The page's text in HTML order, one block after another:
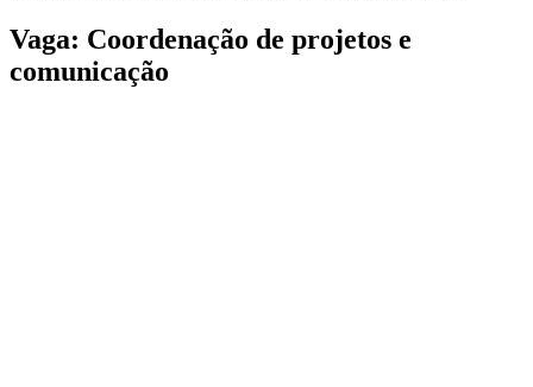
Vaga: Coordenação de projetos e
comunicação